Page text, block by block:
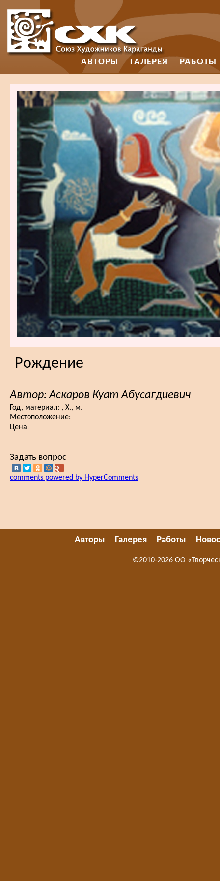
АВТОРЫ ГАЛЕРЕЯ РАБОТЫ
Рождение
Автор: Аскаров Куат Абусагдиевич
Год, материал: , Х., м.
Местоположение:
Цена:
Задать вопрос
comments powered by HyperComments
Авторы Галерея Работы
©2010-2026 ОО